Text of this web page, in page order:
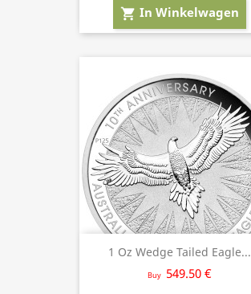
shopping_cart In Winkelwagen
1 Oz Wedge Tailed Eagle...
Buy 549.50 €